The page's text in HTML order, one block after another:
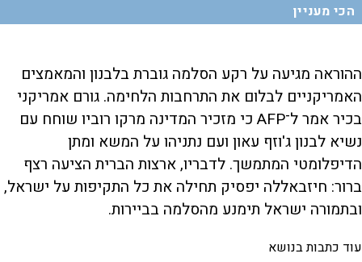
הכי מעניין
ההוראה מגיעה על רקע הסלמה גוברת בלבנון והמאמצים
האמריקניים לבלום את התרחבות הלחימה. גורם אמריקני
בכיר אמר ל־AFP כי מזכיר המדינה מרקו רוביו שוחח עם
נשיא לבנון ג'וזף עאון ועם נתניהו על המשא ומתן
הדיפלומטי המתמשך. לדבריו, ארצות הברית הציעה רצף
ברור: חיזבאללה יפסיק תחילה את כל התקיפות על ישראל,
ובתמורה ישראל תימנע מהסלמה בביירות.
עוד כתבות בנושא